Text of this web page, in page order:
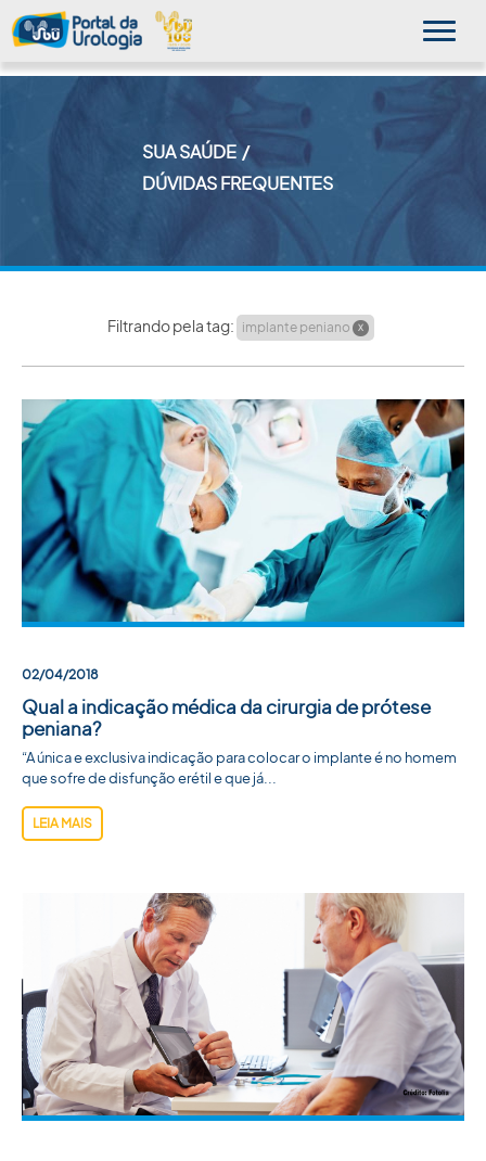
SBU NO CONSULTÓRIO
EDUCAÇÃO CONTINUADA
ACADEMIA SBU
CONTATO
SUA SAÚDE
DÚVIDAS FREQUENTES
Filtrando pela tag: implante peniano X
02/04/2018
Qual a indicação médica da cirurgia de prótese
peniana?
“A única e exclusiva indicação para colocar o implante é no homem
que sofre de disfunção erétil e que já...
LEIA MAIS